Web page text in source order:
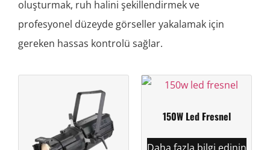
oluşturmak, ruh halini şekillendirmek ve
profesyonel düzeyde görseller yakalamak için
gereken hassas kontrolü sağlar.
150W Led Fresnel